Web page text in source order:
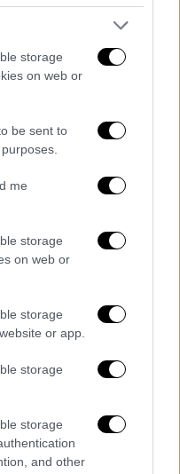
storage
on web or
be sent to
me
storage
on web or
storage
or app.
storage
storage
and other
ώρες
θα σημειωθούν
να εκδηλωθούν
ανατολική
στα νότια
6 μποφόρ.
με 26 και
πρόσκαιρες
4 με 6 μποφόρ.
και στην Κρήτη
- ΔΩΔΕΚΑΝΗΣΑ
αυξημένες